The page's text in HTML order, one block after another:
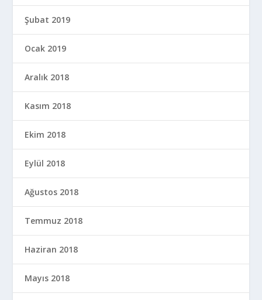
Şubat 2019
Ocak 2019
Aralık 2018
Kasım 2018
Ekim 2018
Eylül 2018
Ağustos 2018
Temmuz 2018
Haziran 2018
Mayıs 2018